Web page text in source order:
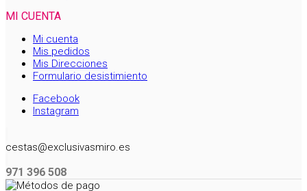
MI CUENTA
Mi cuenta
Mis pedidos
Mis Direcciones
Formulario desistimiento
Facebook
Instagram
cestas@exclusivasmiro.es
971 396 508